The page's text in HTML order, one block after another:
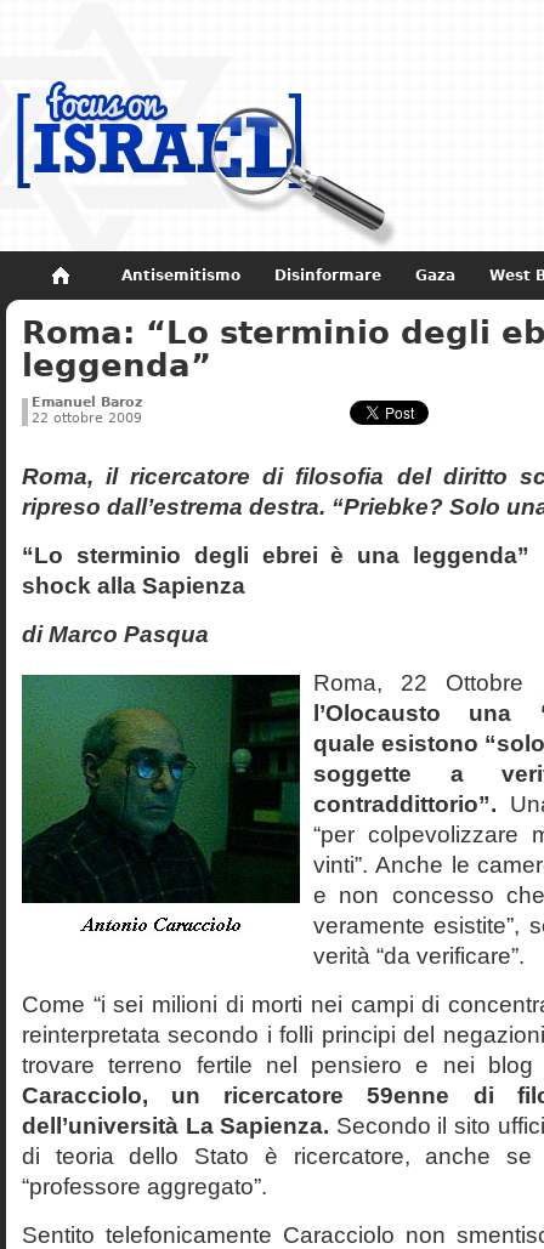
Antisemitismo Disinformare Gaza West
Non dimenticare Storia di Israele
Roma: “Lo sterminio degli
leggenda”
Emanuel Baroz
22 ottobre 2009
Roma, il ricercatore di filosofia del diritto
ripreso dall’estrema destra. “Priebke? Solo
“Lo sterminio degli ebrei è una leggenda”
shock alla Sapienza
di Marco Pasqua
Roma, 22
l’Olocausto una
quale esistono
soggette a
contraddittorio”.
“per colpevolizzare
vinti”. Anche le
e non concesso
veramente esistite”,
verità “da verificare”.
Come “i sei milioni di morti nei campi di
reinterpretata secondo i folli principi del
trovare terreno fertile nel pensiero e nei
Caracciolo, un ricercatore 59enne di
dell’università La Sapienza. Secondo il sito
di teoria dello Stato è ricercatore, anche
“professore aggregato”.
Sentito telefonicamente Caracciolo non